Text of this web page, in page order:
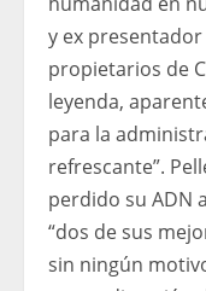
y ex
propietarios de
leyenda,
para la
refrescante”.
perdido su ADN
“dos de sus
sin ningún